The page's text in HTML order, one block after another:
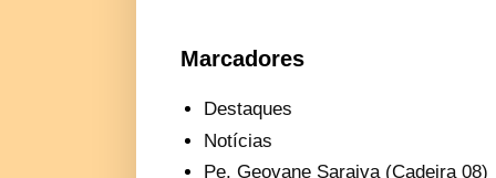
Marcadores
Destaques
Notícias
Pe. Geovane Saraiva (Cadeira 08)